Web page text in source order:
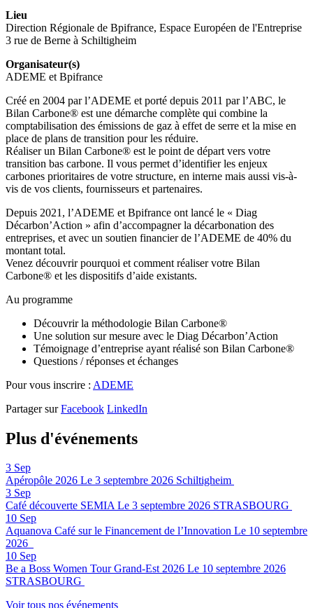
Lieu
Direction Régionale de Bpifrance, Espace Européen de l'Entreprise
3 rue de Berne à Schiltigheim
Organisateur(s)
ADEME et Bpifrance
Créé en 2004 par l’ADEME et porté depuis 2011 par l’ABC, le
Bilan Carbone® est une démarche complète qui combine la
comptabilisation des émissions de gaz à effet de serre et la mise en
place de plans de transition pour les réduire.
Réaliser un Bilan Carbone® est le point de départ vers votre
transition bas carbone. Il vous permet d’identifier les enjeux
carbones prioritaires de votre structure, en interne mais aussi vis-à-
vis de vos clients, fournisseurs et partenaires.
Depuis 2021, l’ADEME et Bpifrance ont lancé le « Diag
Décarbon’Action » afin d’accompagner la décarbonation des
entreprises, et avec un soutien financier de l’ADEME de 40% du
montant total.
Venez découvrir pourquoi et comment réaliser votre Bilan
Carbone® et les dispositifs d’aide existants.
Au programme
Découvrir la méthodologie Bilan Carbone®
Une solution sur mesure avec le Diag Décarbon’Action
Témoignage d’entreprise ayant réalisé son Bilan Carbone®
Questions / réponses et échanges
Pour vous inscrire : ADEME
Partager sur Facebook LinkedIn
Plus d'événements
3 Sep
Apéropôle 2026 Le 3 septembre 2026 Schiltigheim
3 Sep
Café découverte SEMIALe 3 septembre 2026 STRASBOURG
10 Sep
Aquanova Café sur le Financement de l’Innovation Le 10 septembre
2026
10 Sep
Be a Boss Women Tour Grand-Est 2026 Le 10 septembre 2026
STRASBOURG
Voir tous nos événements